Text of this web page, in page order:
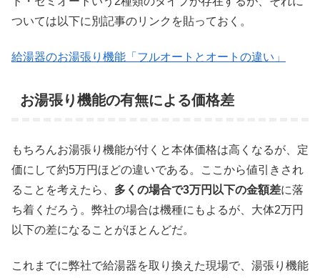
ついては以下に別記事のリンクを貼っておく。
給湯器のお湯張り機能「フルオートとオートの違い」
お湯張り機能の有無による価格差
もちろんお湯張り機能が付くと本体価格は高くなるが、定
価にして約5万円ほどの違いである。ここから値引きされ
ることを考えたら、 多くの場合で3万円以下の金額差に落
ち着くだろう。弊社の場合は機種にもよるが、大体2万円
以下の差になることがほとんどだ。
これまでに弊社で給湯器を取り換えた現場で、湯張り機能